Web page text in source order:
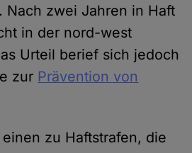
Nach zwei Jahren in Haft
in der nord-west
Urteil berief sich jedoch
zur Prävention von
einen zu Haftstrafen, die